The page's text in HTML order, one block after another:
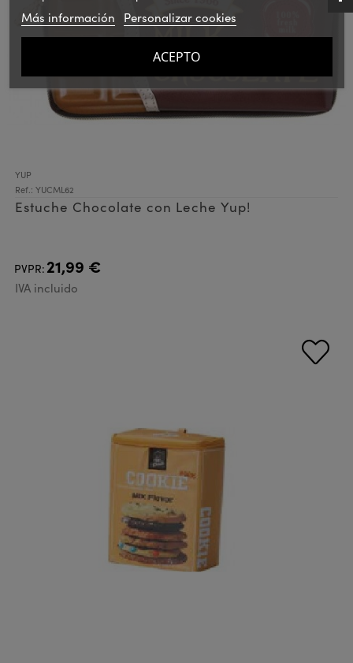
YUP
Ref.: YUCML62
Estuche Chocolate con Leche Yup!
PVPR: 21,99 €
IVA incluido
Más información Personalizar cookies
ACEPTO